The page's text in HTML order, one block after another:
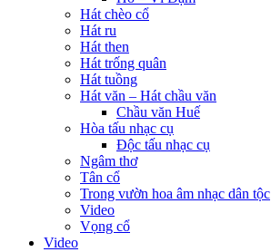
Hát chèo cổ
Hát ru
Hát then
Hát trống quân
Hát tuồng
Hát văn – Hát chầu văn
Chầu văn Huế
Hòa tấu nhạc cụ
Độc tấu nhạc cụ
Ngâm thơ
Tân cổ
Trong vườn hoa âm nhạc dân tộc
Video
Vọng cổ
Video